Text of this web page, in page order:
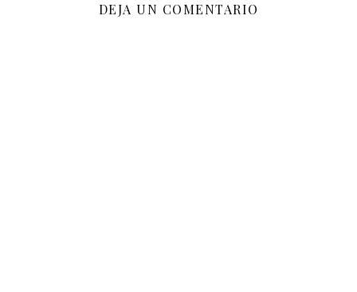
DEJA UN COMENTARIO